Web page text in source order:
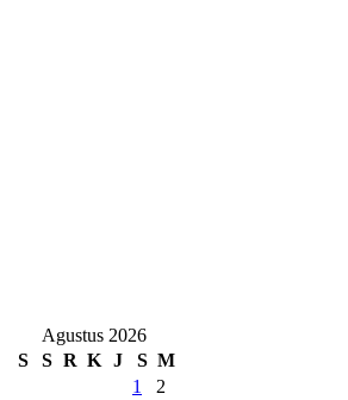
Agustus 2026
S
S R K J S M
1
2